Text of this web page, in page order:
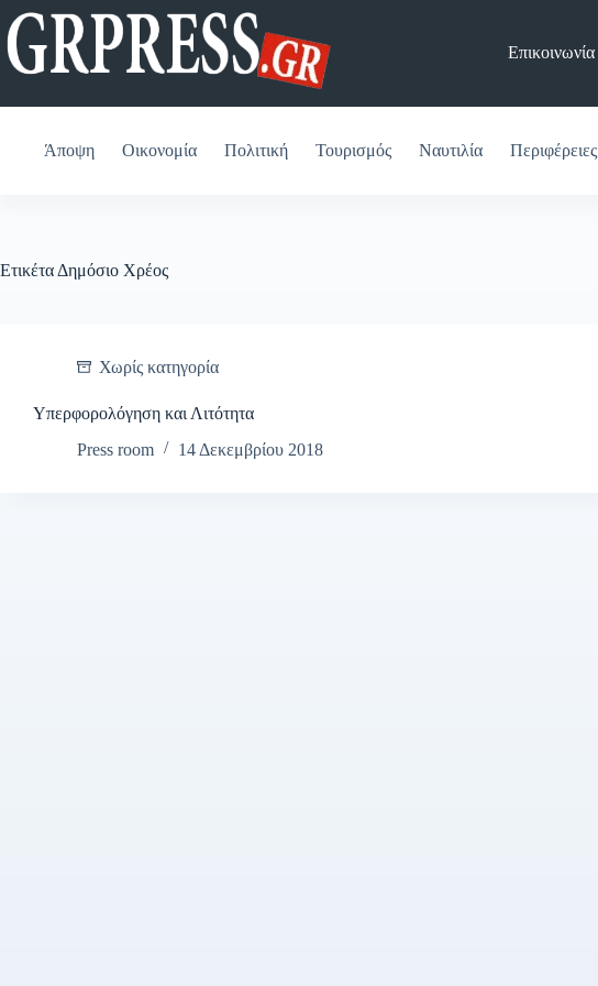
Μετάβαση
στο
περιεχόμενο
Επικοινωνία
Άποψη Οικονομία Πολιτική Τουρισμός Ναυτιλία Περιφέρειες
Ετικέτα Δημόσιο Χρέος
Χωρίς κατηγορία
Υπερφορολόγηση και Λιτότητα
Press room
14 Δεκεμβρίου 2018